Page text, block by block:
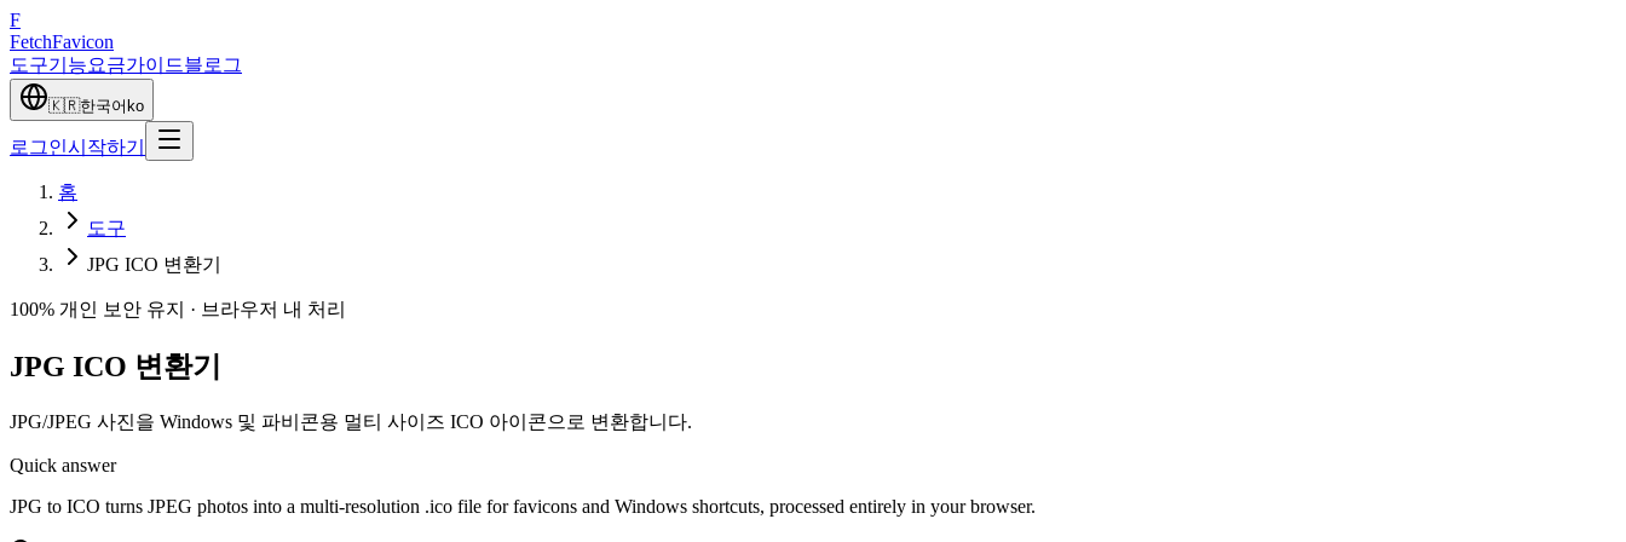
F
FetchFavicon
도구기능요금가이드블로그
🇰🇷한국어 ko
로그인시작하기
홈
도구
JPG ICO 변환기
100% 개인 보안 유지 · 브라우저 내 처리
JPG ICO 변환기
JPG/JPEG 사진을 Windows 및 파비콘용 멀티 사이즈 ICO 아이콘으로 변환합니다.
Quick answer
JPG to ICO turns JPEG photos into a multi-resolution .ico file for favicons and Windows shortcuts, processed entirely in your browser.